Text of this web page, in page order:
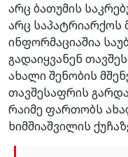
არც ბათუმის
არც საპატრიარქოს
ინფორმაციაშია
გადაიყვანენ
ახალი შენობის
თავშესაფრის
რაიმე ფართობს
ხიმშიაშვილის